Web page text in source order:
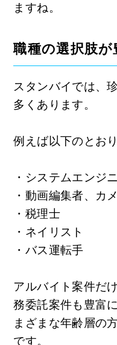
ますね。
職種の選択肢が
スタンバイでは、
多くあります。
例えば以下のとおり
・システムエンジ
・動画編集者、カ
・税理士
・ネイリスト
・バス運転手
アルバイト案件だ
務委託案件も豊富
まざまな年齢層の
です。